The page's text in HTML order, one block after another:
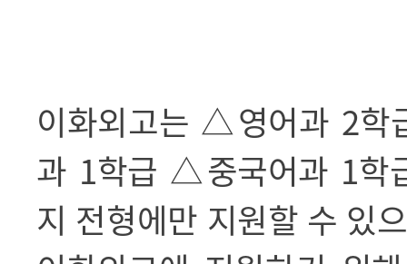
이화외고는 △영어과 2
과 1학급 △중국어과 1학
지 전형에만 지원할 수 있